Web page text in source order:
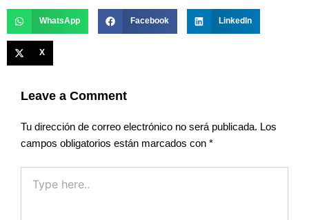
WhatsApp Facebook LinkedIn
X
Leave a Comment
Tu dirección de correo electrónico no será publicada. Los
campos obligatorios están marcados con *
here..